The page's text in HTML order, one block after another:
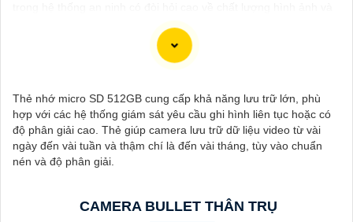
tương thích với nhiều hệ thống khác nhau như: Analog, TVI, CVI
và AHD, giúp tiết kiệm chi phí nâng cấp và cài đặt. Sau đây là
Thẻ nhớ micro SD 512GB cung cấp khả năng lưu trữ lớn, phù
hợp với các hệ thống giám sát yêu cầu ghi hình liên tục hoặc có
độ phân giải cao. Thẻ giúp camera lưu trữ dữ liệu video từ vài
ngày đến vài tuần và thậm chí là đến vài tháng, tùy vào chuẩn
nén và độ phân giải.
CAMERA BULLET THÂN TRỤ